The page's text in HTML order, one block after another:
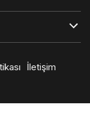
İletişim